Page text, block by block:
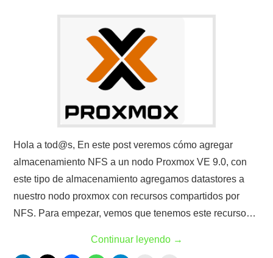
Hola a tod@s, En este post veremos cómo agregar
almacenamiento NFS a un nodo Proxmox VE 9.0, con
este tipo de almacenamiento agregamos datastores a
nuestro nodo proxmox con recursos compartidos por
NFS. Para empezar, vemos que tenemos este recurso…
Continuar leyendo →